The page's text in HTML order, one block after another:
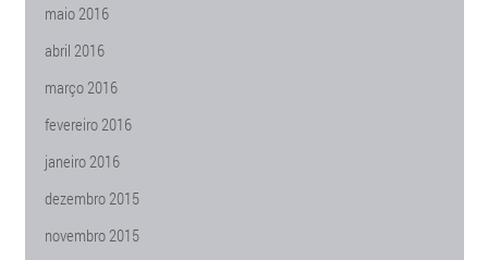
maio 2016
abril 2016
março 2016
fevereiro 2016
janeiro 2016
dezembro 2015
novembro 2015